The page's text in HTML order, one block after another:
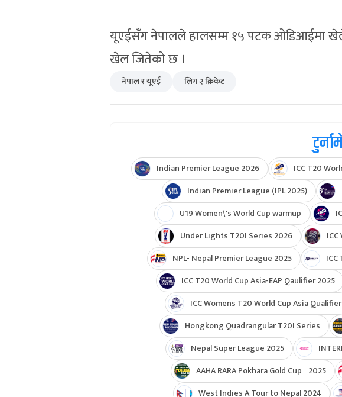
यूएईसँग नेपालले हालसम्म १५ पटक ओडिआईमा
खेल जितेको छ ।
नेपाल र यूएई लिग २ क्रिकेट
Indian Premier League 2026 ICC T20
Indian Premier League (IPL 2025)
U19 Women\'s World Cup warmup
Under Lights T20I Series 2026
NPL- Nepal Premier League 2025
ICC T20 World Cup Asia-EAP Qaulifier 2025
ICC Womens T20 World Cup Asia Qualifier
Hongkong Quadrangular T20I Series
Nepal Super League 2025
AAHA RARA Pokhara Gold Cup 2025
West Indies A Tour to Nepal 2024